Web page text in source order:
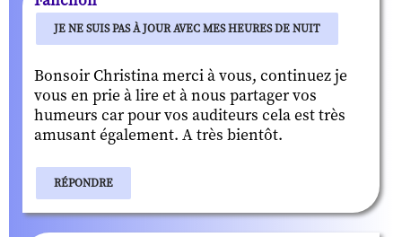
JE NE SUIS PAS À JOUR AVEC MES HEURES DE NUIT
Bonsoir Christina merci à vous, continuez je
vous en prie à lire et à nous partager vos
humeurs car pour vos auditeurs cela est très
amusant également. A très bientôt.
RÉPONDRE